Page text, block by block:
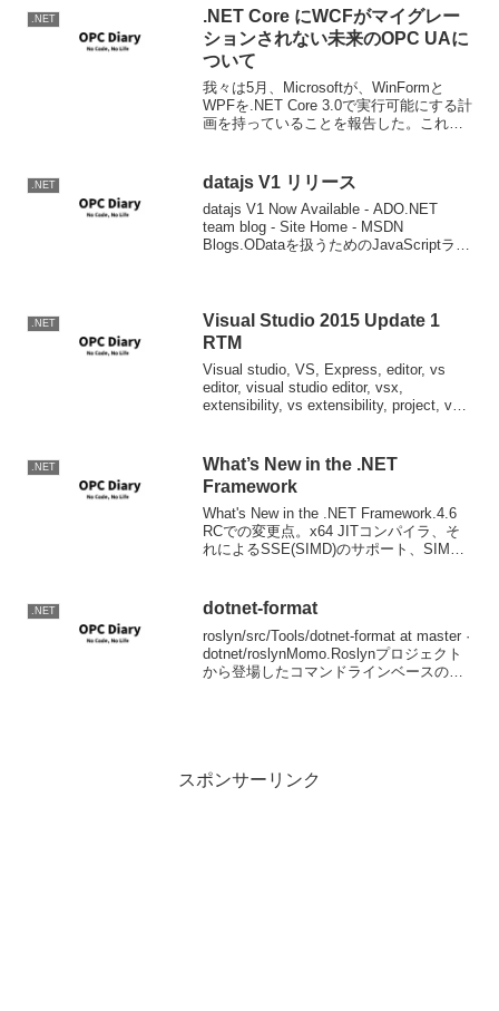
た。 猛烈に感動してます！ ishisaka - (...
.NET
.NET Core にWCFがマイグレー
ションされない未来のOPC UAに
ついて
我々は5月、Microsoftが、WinFormと
WPFを.NET Core 3.0で実行可能にする計
画を持っていることを報告した。これを
新たなツールを開発し...
.NET datajs V1 リリース
datajs V1 Now Available - ADO.NET
team blog - Site Home - MSDN
Blogs.ODataを扱うためのJavaScriptライ
.NET
Visual Studio 2015 Update 1
RTM
Visual studio, VS, Express, editor, vs
editor, visual studio editor, vsx,
extensibility, vs extensibility, project, vs
.NET
What’s New in the .NET
Framework
What's New in the .NET Framework.4.6
RCでの変更点。x64 JITコンパイラ、そ
れによるSSE(SIMD)のサポート、SIMD
で大...
.NET dotnet-format
roslyn/src/Tools/dotnet-format at master ·
dotnet/roslynMomo.Roslynプロジェクト
から登場したコマンドラインベースのソ
スポンサーリンク